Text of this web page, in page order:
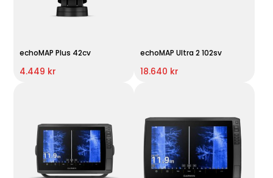
echoMAP Plus 42cv
4.449 kr
echoMAP Ultra 2 102sv
18.640 kr